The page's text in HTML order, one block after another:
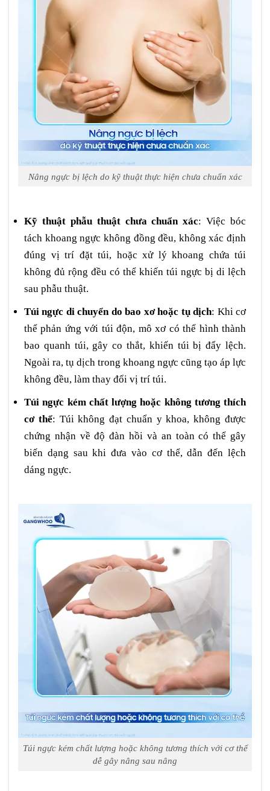
Nâng ngực bị lệch do kỹ thuật thực hiện chưa chuẩn xác
Kỹ thuật phẫu thuật chưa chuẩn xác: Việc bóc
tách khoang ngực không đồng đều, không xác định
đúng vị trí đặt túi, hoặc xử lý khoang chứa túi
không đủ rộng đều có thể khiến túi ngực bị di lệch
sau phẫu thuật.
Túi ngực di chuyển do bao xơ hoặc tụ dịch: Khi cơ
thể phản ứng với túi độn, mô xơ có thể hình thành
bao quanh túi, gây co thắt, khiến túi bị đẩy lệch.
Ngoài ra, tụ dịch trong khoang ngực cũng tạo áp lực
không đều, làm thay đổi vị trí túi.
Túi ngực kém chất lượng hoặc không tương thích
cơ thể: Túi không đạt chuẩn y khoa, không được
chứng nhận về độ đàn hồi và an toàn có thể gây
biến dạng sau khi đưa vào cơ thể, dẫn đến lệch
dáng ngực.
Túi ngực kém chất lượng hoặc không tương thích với cơ thể
dễ gây nâng sau nâng